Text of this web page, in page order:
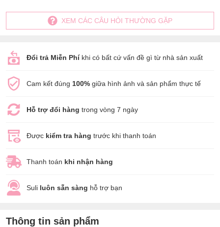
XEM CÁC CÂU HỎI THƯỜNG GẶP
Đổi trả Miễn Phíkhi có bất cứ vấn đề gì từ nhà sản xuất
Cam kết đúng 100% giữa hình ảnh và sản phẩm thực tế
Hỗ trợ đổi hàng trong vòng 7 ngày
Được kiểm tra hàng trước khi thanh toán
Thanh toán khi nhận hàng
Suli luôn sẵn sàng hỗ trợ bạn
Thông tin sản phẩm